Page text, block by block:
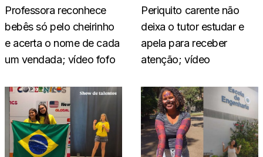
Professora reconhece
bebês só pelo cheirinho
e acerta o nome de cada
um vendada; vídeo fofo
Periquito carente não
deixa o tutor estudar e
apela para receber
atenção; vídeo